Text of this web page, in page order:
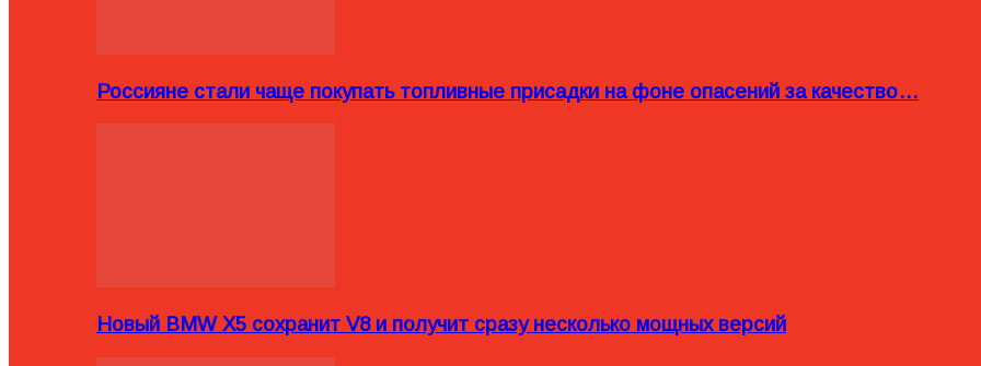
Россияне стали чаще покупать топливные присадки на фоне опасений за качество…
Новый BMW X5 сохранит V8 и получит сразу несколько мощных версий